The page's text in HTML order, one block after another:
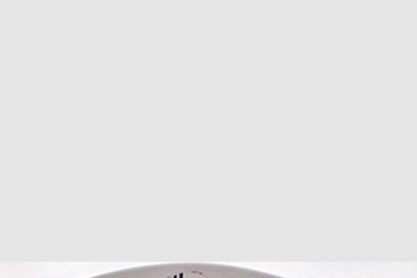
【纜車】昂坪360正式開展20周年慶典 玩轉「日與夜」好時光